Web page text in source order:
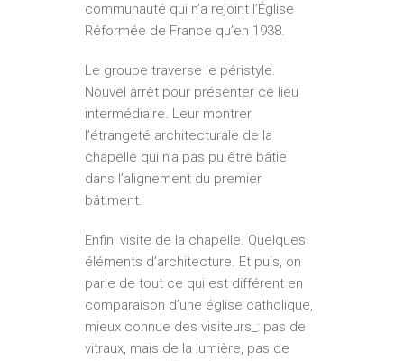
communauté qui n’a rejoint l’Église
Réformée de France qu’en 1938.
Le groupe traverse le péristyle.
Nouvel arrêt pour présenter ce lieu
intermédiaire. Leur montrer
l’étrangeté architecturale de la
chapelle qui n’a pas pu être bâtie
dans l’alignement du premier
bâtiment.
Enfin, visite de la chapelle. Quelques
éléments d’architecture. Et puis, on
parle de tout ce qui est différent en
comparaison d’une église catholique,
mieux connue des visiteurs_: pas de
vitraux, mais de la lumière, pas de